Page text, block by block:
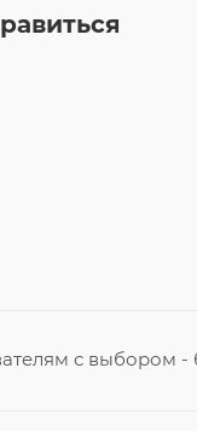
с выбором